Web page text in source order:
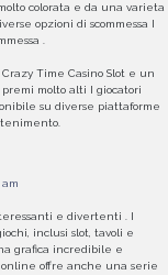
colorata e da una varieta
opzioni di scommessa I
.
Time Casino Slot e un
molto alti I giocatori
su diverse piattaforme
am
e divertenti . I
inclusi slot, tavoli e
grafica incredibile e
online offre anche una serie